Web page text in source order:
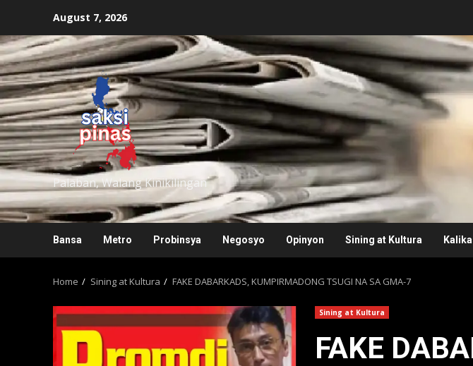
content
August 7, 2026
Palaban, Walang Kinikilingan
Bansa Metro Probinsya Negosyo Opinyon Sining at Kultura
Home Sining at Kultura FAKE DABARKADS, KUMPIRMADONG TSUGI NA SA GMA-7
Sining at Kultura
FAKE